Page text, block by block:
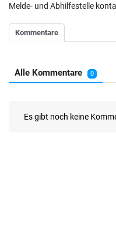
Melde- und Abhilfestelle